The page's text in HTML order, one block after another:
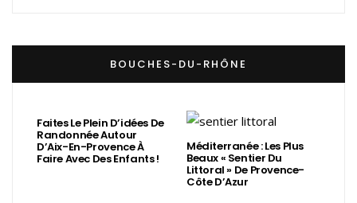
BOUCHES-DU-RHÔNE
Faites Le Plein D’idées De
Randonnée Autour
D’Aix-En-Provence À
Faire Avec Des Enfants !
Méditerranée : Les Plus
Beaux « Sentier Du
Littoral » De Provence-
Côte D’Azur